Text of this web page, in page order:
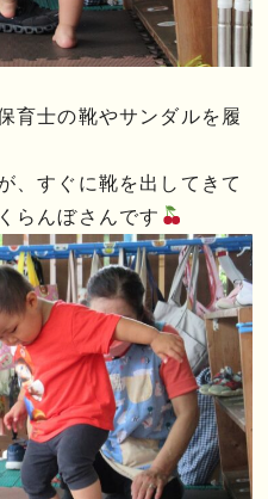
育士の靴やサンダルを履
、すぐに靴を出してきて
らんぼさんです